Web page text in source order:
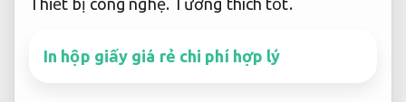
In hộp giấy giá rẻ chi phí hợp lý